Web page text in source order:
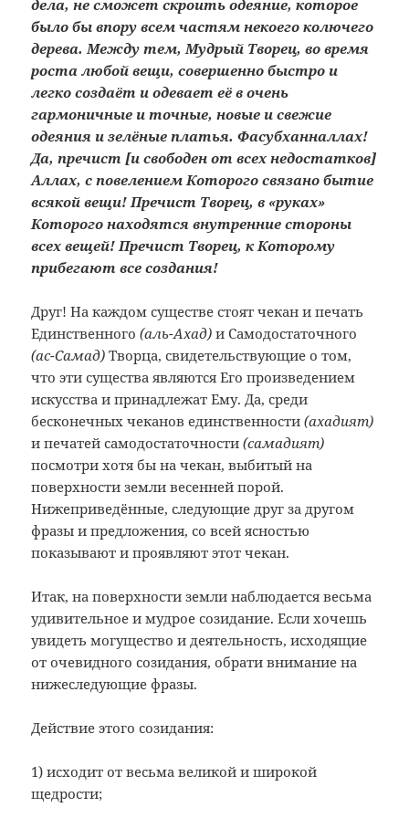
дела, не сможет скроить одеяние, которое
было бы впору всем частям некоего колючего
дерева. Между тем, Мудрый Творец, во время
роста любой вещи, совершенно быстро и
легко создаёт и одевает её в очень
гармоничные и точные, новые и свежие
одеяния и зелёные платья. Фасубханналлах!
Да, пречист [и свободен от всех недостатков]
Аллах, с повелением Которого связано бытие
всякой вещи! Пречист Творец, в «руках»
Которого находятся внутренние стороны
всех вещей! Пречист Творец, к Которому
прибегают все создания!
Друг! На каждом существе стоят чекан и печать
Единственного(аль-Ахад) и Самодостаточного
(ас-Самад) Творца, свидетельствующие о том,
что эти существа являются Его произведением
искусства и принадлежат Ему. Да, среди
бесконечных чеканов единственности(ахадият)
и печатей самодостаточности(самадият)
посмотри хотя бы на чекан, выбитый на
поверхности земли весенней порой.
Нижеприведённые, следующие друг за другом
фразы и предложения, со всей ясностью
показывают и проявляют этот чекан.
Итак, на поверхности земли наблюдается весьма
удивительное и мудрое созидание. Если хочешь
увидеть могущество и деятельность, исходящие
от очевидного созидания, обрати внимание на
нижеследующие фразы.
Действие этого созидания:
1) исходит от весьма великой и широкой
щедрости;